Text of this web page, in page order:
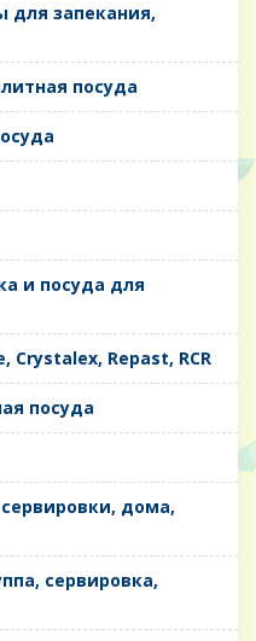
для запекания,
посуда
и посуда для
Crystalex, Repast, RCR
посуда
сервировки, дома,
сервировка,